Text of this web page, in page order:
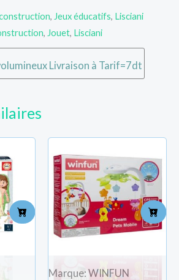
construction Jeux éducatifs Lisciani
Jouet Lisciani
Livraison à Tarif=7dt
Marque: WINFUN